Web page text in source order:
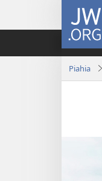
JW.ORG
Piahia